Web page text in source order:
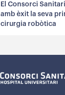
El Consorci
amb èxit la seva
cirurgia robòtica